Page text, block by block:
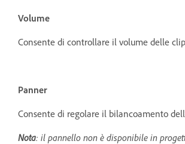
Volume
Consente di controllare il volume delle
Panner
Consente di regolare il bilancoamento
Nota: il pannello non è disponibile in